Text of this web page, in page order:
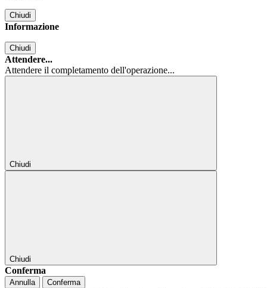
Chiudi
Informazione
Chiudi
Attendere...
Attendere il completamento dell'operazione...
Chiudi
Chiudi
Conferma
Annulla Conferma